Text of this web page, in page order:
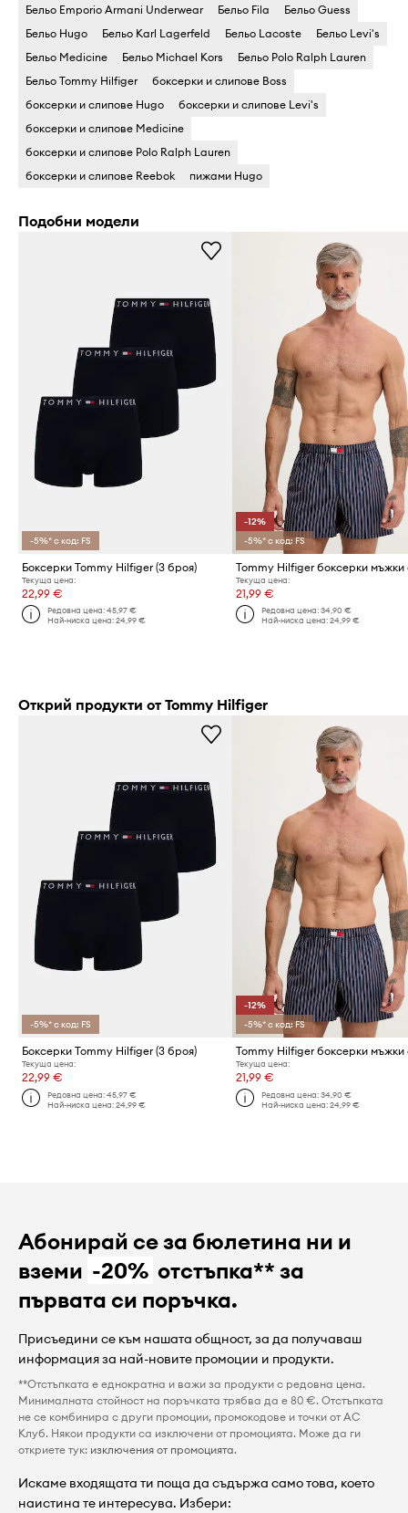
Бельо Emporio Armani Underwear Бельо Fila
Бельо Guess
Бельо Hugo
Бельо Karl Lagerfeld Бельо Lacoste
Бельо Levi's
Бельо Medicine
Бельо Michael Kors
Бельо Polo Ralph Lauren
Бельо Tommy Hilfiger
боксерки и слипове Boss
боксерки и слипове Hugo
боксерки и слипове Levi's
боксерки и слипове Medicine
боксерки и слипове Polo Ralph Lauren
боксерки и слипове Reebok
пижами Hugo
Подобни модели
-5%* с код: FS
Боксерки Tommy Hilfiger (3 броя)
Текуща цена:
22,99 €
Редовна цена:45,97 €
Най-ниска цена:24,99 €
-12%
-5%* с код: FS
Текуща цена:
21,99 €
Редовна цена: 34,90 €
Най-ниска цена: 24,99 €
Открий продукти от Tommy Hilfiger
-5%* с код: FS
Боксерки Tommy Hilfiger (3 броя)
Текуща цена:
22,99 €
Редовна цена:45,97 €
Най-ниска цена:24,99 €
-12%
-5%* с код: FS
Текуща цена:
21,99 €
Редовна цена: 34,90 €
Най-ниска цена: 24,99 €
Абонирай се за бюлетина ни и
вземи -20% отстъпка** за
първата си поръчка.
Присъедини се към нашата общност, за да получаваш
информация за най-новите промоции и продукти.
**Отстъпката е еднократна и важи за продукти с редовна цена.
Минималната стойност на поръчката трябва да е 80 €. Отстъпката
не се комбинира с други промоции, промокодове и точки от AC
Клуб. Някои продукти са изключени от промоцията. Може да ги
откриете тук: изключения от промоцията.
Искаме входящата ти поща да съдържа само това, което
наистина те интересува. Избери: